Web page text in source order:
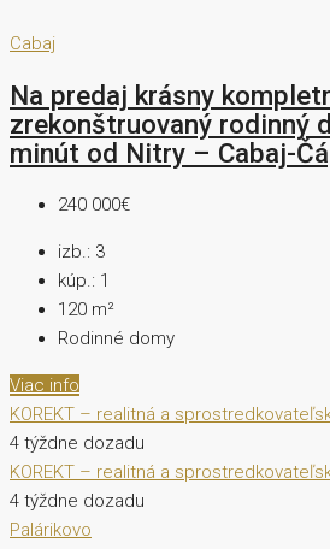
Cabaj
Na predaj krásny
zrekonštruovaný rodinný
minút od Nitry – Cabaj-
240 000€
izb.: 3
kúp.: 1
120 m²
Rodinné domy
Viac info
KOREKT – realitná a
4 týždne dozadu
KOREKT – realitná a
4 týždne dozadu
Palárikovo